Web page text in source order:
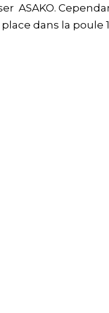
ASAKO.
dans la poule